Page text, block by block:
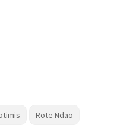
Rote Ndao